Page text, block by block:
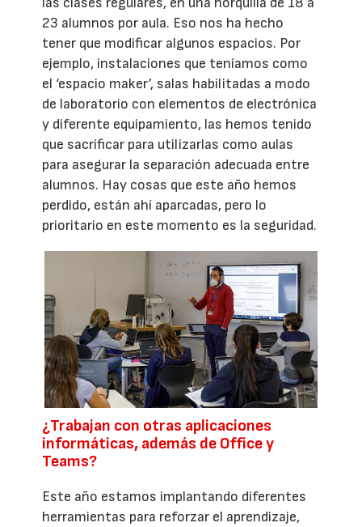
23 alumnos por aula. Eso nos ha hecho
tener que modificar algunos espacios. Por
ejemplo, instalaciones que teníamos como
el ‘espacio maker’, salas habilitadas a modo
de laboratorio con elementos de electrónica
y diferente equipamiento, las hemos tenido
que sacrificar para utilizarlas como aulas
para asegurar la separación adecuada entre
alumnos. Hay cosas que este año hemos
perdido, están ahí aparcadas, pero lo
prioritario en este momento es la seguridad.
¿Trabajan con otras aplicaciones
informáticas, además de Office y
Teams?
Este año estamos implantando diferentes
herramientas para reforzar el aprendizaje,